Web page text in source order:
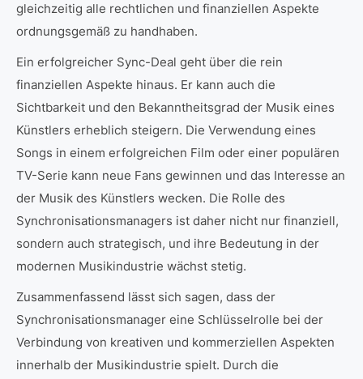
gleichzeitig alle rechtlichen und finanziellen Aspekte
ordnungsgemäß zu handhaben.
Ein erfolgreicher Sync-Deal geht über die rein
finanziellen Aspekte hinaus. Er kann auch die
Sichtbarkeit und den Bekanntheitsgrad der Musik eines
Künstlers erheblich steigern. Die Verwendung eines
Songs in einem erfolgreichen Film oder einer populären
TV-Serie kann neue Fans gewinnen und das Interesse an
der Musik des Künstlers wecken. Die Rolle des
Synchronisationsmanagers ist daher nicht nur finanziell,
sondern auch strategisch, und ihre Bedeutung in der
modernen Musikindustrie wächst stetig.
Zusammenfassend lässt sich sagen, dass der
Synchronisationsmanager eine Schlüsselrolle bei der
Verbindung von kreativen und kommerziellen Aspekten
innerhalb der Musikindustrie spielt. Durch die